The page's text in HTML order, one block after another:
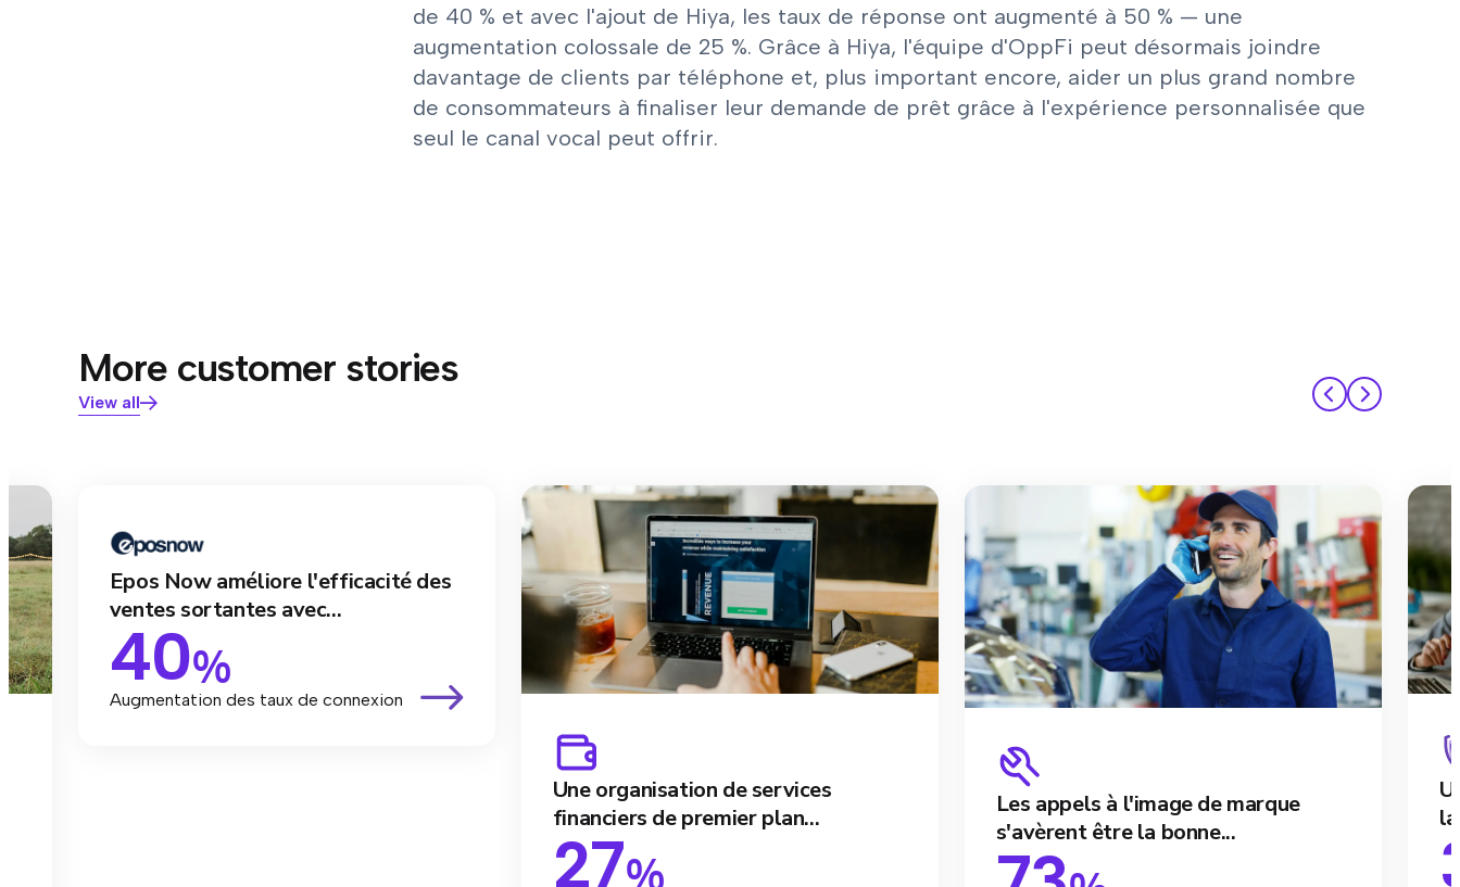
de 40 % et avec l'ajout de Hiya, les taux de réponse ont augmenté à 50 % — une
augmentation colossale de 25 %. Grâce à Hiya, l'équipe d'OppFi peut désormais joindre
davantage de clients par téléphone et, plus important encore, aider un plus grand nombre
de consommateurs à finaliser leur demande de prêt grâce à l'expérience personnalisée que
seul le canal vocal peut offrir.
More customer stories
View all
Epos Now améliore l'efficacité des
ventes sortantes avec...
40%
Augmentation des taux de connexion
Une organisation de services
financiers de premier plan...
27%
Les appels à l'image de marque
s'avèrent être la bonne...